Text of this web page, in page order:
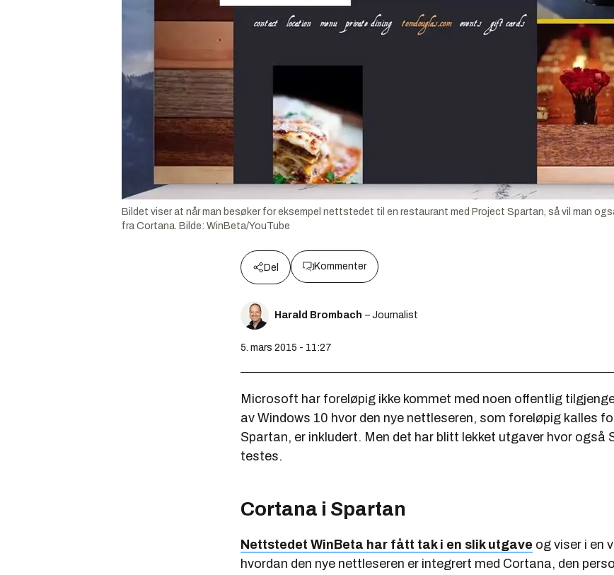
Bildet viser at når man besøker for eksempel nettstedet til en restaurant med Project Spartan, så vil man
fra Cortana. Bilde: WinBeta/YouTube
Del Kommenter
Harald Brombach – Journalist
5. mars 2015 - 11:27
Microsoft har foreløpig ikke kommet med noen offentlig
av Windows 10 hvor den nye nettleseren, som foreløpig kalles
Spartan, er inkludert. Men det har blitt lekket utgaver hvor også
testes.
Cortana i Spartan
Nettstedet WinBeta har fått tak i en slik utgave og viser i en
hvordan den nye nettleseren er integrert med Cortana, den